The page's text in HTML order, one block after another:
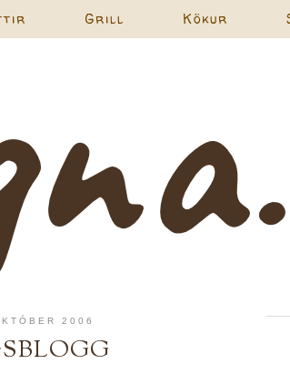
Grill Kökur
2006